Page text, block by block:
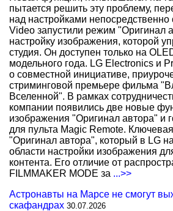
пытается решить эту проблему,
над настройками непосредственно
Video запустили режим "Оригинал
настройку изображения, которой
студия. Он доступен только на
модельного года. LG Electronics и
о совместной инициативе,
стриминговой премьере фильма
Вселенной". В рамках
компании появились две новые
изображения "Оригинал автора" и
для пульта Magic Remote.
"Оригинал автора", который в LG
области настройки изображения
контента. Его отличие от
FILMMAKER MODE за ...>>
Астронавты на Марсе не смогут
скафандрах 30.07.2026